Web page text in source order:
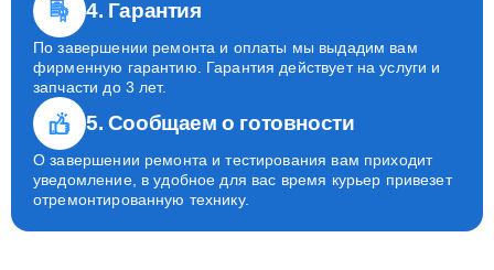
4. Гарантия
По завершении ремонта и оплаты мы выдадим вам
фирменную гарантию. Гарантия действует на услуги и
запчасти до 3 лет.
5. Сообщаем о готовности
О завершении ремонта и тестирования вам приходит
уведомление, в удобное для вас время курьер привезет
отремонтированную технику.